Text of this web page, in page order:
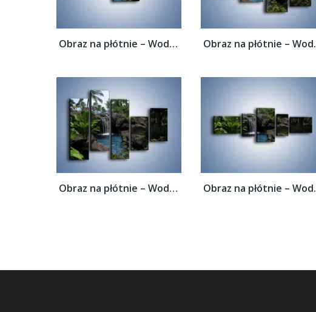
Obraz na płótnie – Wodospad wśród palm –... Obraz
Obraz na płótnie – Wodospad wśród palm –... Obraz